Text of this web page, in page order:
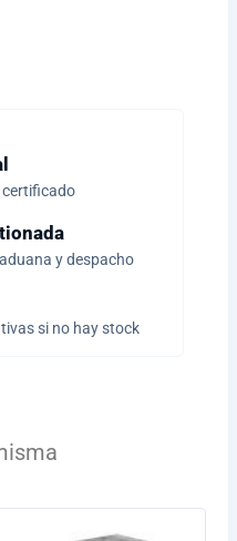
certificado
y despacho
si no hay stock